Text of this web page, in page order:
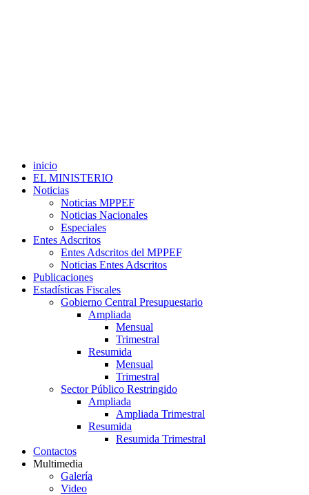
inicio
EL MINISTERIO
Noticias
Noticias MPPEF
Noticias Nacionales
Especiales
Entes Adscritos
Entes Adscritos del MPPEF
Noticias Entes Adscritos
Publicaciones
Estadísticas Fiscales
Gobierno Central Presupuestario
Ampliada
Mensual
Trimestral
Resumida
Mensual
Trimestral
Sector Público Restringido
Ampliada
Ampliada Trimestral
Resumida
Resumida Trimestral
Contactos
Multimedia
Galería
Video